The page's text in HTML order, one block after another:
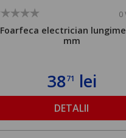
0
Foarfeca electrician
mm
3871 lei
DETALII